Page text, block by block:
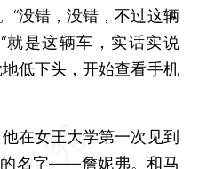
“没错，没错，不过这辆
就是这辆车，实话实说
低下头，开始查看手机
在女王大学第一次见到
名字——詹妮弗。和马